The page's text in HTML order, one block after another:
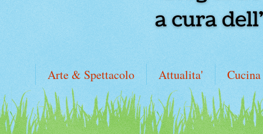
Arte & Spettacolo Attualita' Cucina